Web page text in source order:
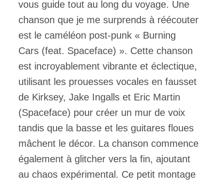
vous guide tout au long du voyage. Une
chanson que je me surprends à réécouter
est le caméléon post-punk « Burning
Cars (feat. Spaceface) ». Cette chanson
est incroyablement vibrante et éclectique,
utilisant les prouesses vocales en fausset
de Kirksey, Jake Ingalls et Eric Martin
(Spaceface) pour créer un mur de voix
tandis que la basse et les guitares floues
mâchent le décor. La chanson commence
également à glitcher vers la fin, ajoutant
au chaos expérimental. Ce petit montage